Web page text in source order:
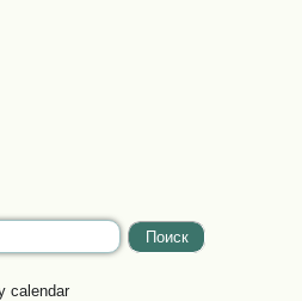
calendar